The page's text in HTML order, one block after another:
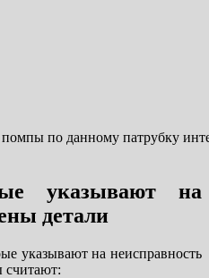
по данному патрубку
указывают на
детали
указывают на неисправность
считают: